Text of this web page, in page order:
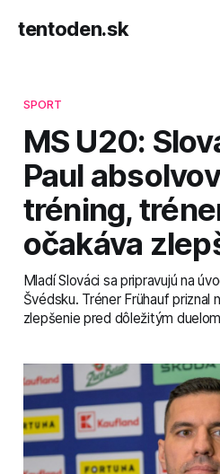
tentoden.sk
SPORT
MS U20:
Paul
tréning,
očakáva
Mladí Slováci sa pripravujú na
Švédsku. Tréner Frühauf priznal
zlepšenie pred dôležitým